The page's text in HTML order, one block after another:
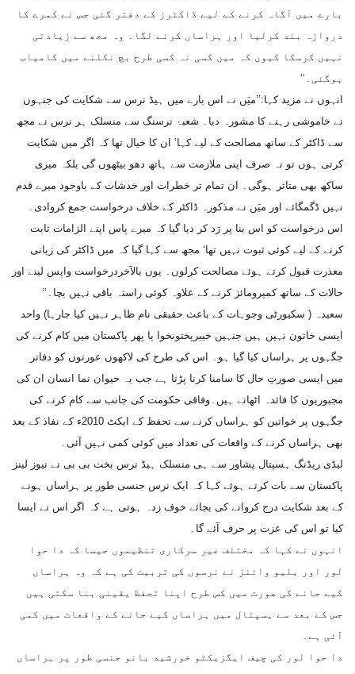
بارے میں آگاہ کرنے کے لیے ڈاکٹرز کے دفتر گئی جس نے کمرے کا
دروازہ بند کرلیا اور ہراساں کرنے لگا۔ وہ مجھ سے زیادتی
نہیں کرسکا کیوں کہ میں کسی نہ کسی طرح بچ نکلنے میں کامیاب
ہوگئی۔‘‘
انہوں نے مزید کہا:’’میَں نے اس بارے میں ہیڈ نرس سے شکایت کی جنہوں
نے خاموشی رہنے کا مشورہ دیا۔ شعبۂ نرسنگ سے منسلک ہر نرس نے مجھ
سے ڈاکٹر کے ساتھ مصالحت کے لیے کہا‘ ان کا خیال تھا کہ اگر میں شکایت
کرتی ہوں تو نہ صرف اپنی ملازمت سے ہاتھ دھو بیٹھوں گی بلکہ میری
ساکھ بھی متاثر ہوگی۔ ان تمام تر خطرات اور خدشات کے باوجود میرے قدم
نہیں ڈگمگائے اور میَں نے مذکورہ ڈاکٹر کے خلاف درخواست جمع کروادی۔
اس درخواست کو اس بنا پر رَد کر دیا گیا کہ میرے پاس اپنے الزامات ثابت
کرنے کے لیے کوئی ثبوت نہیں تھا‘ مجھ سے کہا گیا کہ میں ڈاکٹر کی زبانی
معذرت قبول کرتے ہوئے مصالحت کرلوں۔ یوں بالآخردرخواست واپس لینے اور
حالات کے ساتھ کمپرومائز کرنے کے علاوہ کوئی راستہ باقی نہیں بچا۔‘‘
سعیدہ ( سکیورٹی وجوہات کے باعث حقیقی نام ظاہر نہیں کیا جارہا) واحد
ایسی خاتون نہیں ہیں جنہیں خیبرپختونخوا یا پھر پاکستان میں کام کرنے کی
جگہوں پر ہراساں کیا گیا ہو۔ اس کی طرح کی لاکھوں عورتوں کو دفاتر
میں ایسی صورتِ حال کا سامنا کرنا پڑتا ہے جب یہ حیوان نما انسان ان کی
مجبوریوں کا فائدہ اٹھاتے ہیں۔وفاقی حکومت کی جانب سے کام کرنے کی
جگہوں پر خواتین کو ہراساں کرنے سے تحفظ کے ایکٹ 2010ء کے نفاذ کے بعد
بھی ہراساں کرنے کے واقعات کی تعداد میں کوئی کمی نہیں آئی۔
لیڈی ریڈنگ ہسپتال پشاور سے ہی منسلک ہیڈ نرس بخت بی بی نے نیوز لینز
پاکستان سے بات کرتے ہوئے کہا کہ ایک نرس جنسی طور پر ہراساں ہونے
کے بعد شکایت درج کروانے کی بجائے خوف زدہ ہوتی ہے کہ اگر اس نے ایسا
کیا تو اس کی عزت پر حرف آئے گا۔
انہوں نے کہا کہ مختلف غیر سرکاری تنظیموں جیسا کہ دا حوا
لور اور بلیو وائنز نے نرسوں کی تربیت کی ہے کہ وہ ہراساں
کیے جانے کی صورت میں کس طرح اپنا تحفظ یقینی بنا سکتی ہیں
جس کے بعد سے ہسپتال میں ہراساں کیے جانے کے واقعات میں کمی
آئی ہے۔
دا حوا لور کی چیف ایگزیکٹو خورشید بانو جنسی طور پر ہراساں